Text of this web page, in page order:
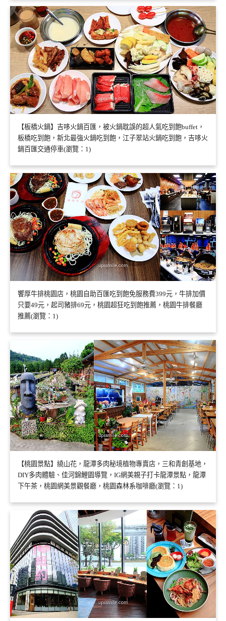
【板橋火鍋】吉哆火鍋百匯，被火鍋耽誤的超人氣吃到飽buffet，
板橋吃到飽，新北最強火鍋吃到飽，江子翠站火鍋吃到飽，吉哆火
鍋百匯交通停車(瀏覽：1)
饗厚牛排桃園店，桃園自助百匯吃到飽免服務費399元，牛排加價
只要49元，起司豬排69元，桃園超狂吃到飽推薦，桃園牛排餐廳
推薦(瀏覽：1)
【桃園景點】繞山花，龍潭多肉秘境植物專賣店，三和青創基地，
DIY多肉體驗、佳河錦鯉園導覽，IG網美親子打卡龍潭景點，龍潭
下午茶，桃園網美景觀餐廳，桃園森林系咖啡廳(瀏覽：1)